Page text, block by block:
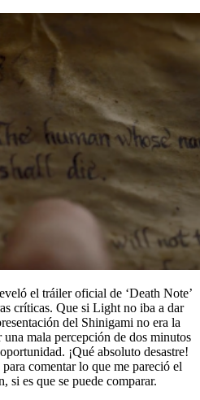
el tráiler oficial de ‘Death Note’
críticas. Que si Light no iba a dar
del Shinigami no era la
una mala percepción de dos minutos
¡Qué absoluto desastre!
comentar lo que me pareció el
si es que se puede comparar.